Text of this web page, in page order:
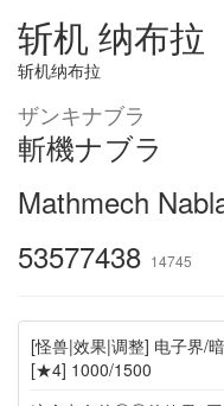
斩机 纳布拉
斩机纳布拉
ザンキナブラ
斬機ナブラ
Mathmech
53577438 14745
[怪兽|效果|调整] 电子界/暗
[★4] 1000/1500